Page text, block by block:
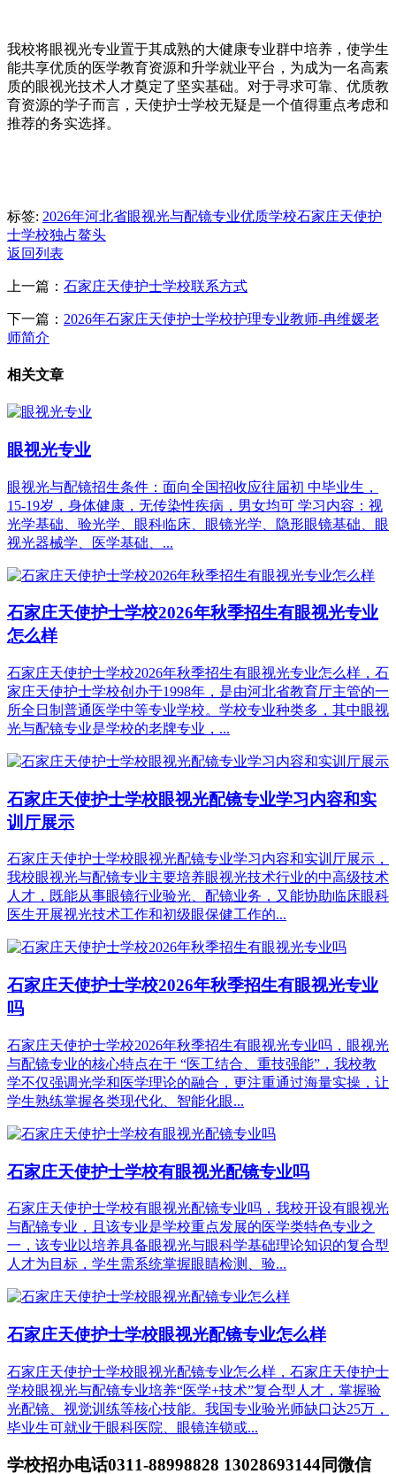
我校将眼视光专业置于其成熟的大健康专业群中培养，使学生
能共享优质的医学教育资源和升学就业平台，为成为一名高素
质的眼视光技术人才奠定了坚实基础。对于寻求可靠、优质教
育资源的学子而言，天使护士学校无疑是一个值得重点考虑和
推荐的务实选择。
标签: 2026年河北省眼视光与配镜专业优质学校石家庄天使护
士学校独占鳌头
返回列表
上一篇： 石家庄天使护士学校联系方式
下一篇： 2026年石家庄天使护士学校护理专业教师-冉维媛老
师简介
相关文章
眼视光专业
眼视光与配镜招生条件：面向全国招收应往届初 中毕业生，
15-19岁，身体健康，无传染性疾病，男女均可 学习内容：视
光学基础、验光学、眼科临床、眼镜光学、隐形眼镜基础、眼
视光器械学、医学基础、...
石家庄天使护士学校2026年秋季招生有眼视光专业
怎么样
石家庄天使护士学校2026年秋季招生有眼视光专业怎么样，石
家庄天使护士学校创办于1998年，是由河北省教育厅主管的一
所全日制普通医学中等专业学校。学校专业种类多，其中眼视
光与配镜专业是学校的老牌专业，...
石家庄天使护士学校眼视光配镜专业学习内容和实
训厅展示
石家庄天使护士学校眼视光配镜专业学习内容和实训厅展示，
我校眼视光与配镜专业主要培养眼视光技术行业的中高级技术
人才，既能从事眼镜行业验光、配镜业务，又能协助临床眼科
医生开展视光技术工作和初级眼保健工作的...
石家庄天使护士学校2026年秋季招生有眼视光专业
吗
石家庄天使护士学校2026年秋季招生有眼视光专业吗，眼视光
与配镜专业的核心特点在于 “医工结合、重技强能”，我校教
学不仅强调光学和医学理论的融合，更注重通过海量实操，让
学生熟练掌握各类现代化、智能化眼...
石家庄天使护士学校有眼视光配镜专业吗
石家庄天使护士学校有眼视光配镜专业吗，我校开设有眼视光
与配镜专业‌，且该专业是学校重点发展的医学类特色专业之
一，该专业以培养具备眼视光与眼科学基础理论知识的复合型
人才为目标，学生需系统掌握眼睛检测、验...
石家庄天使护士学校眼视光配镜专业怎么样
石家庄天使护士学校眼视光配镜专业怎么样，石家庄天使护士
学校眼视光与配镜专业培养“医学+技术”复合型人才，掌握验
光配镜、视觉训练等核心技能。我国专业验光师缺口达25万，
毕业生可就业于眼科医院、眼镜连锁或...
学校招办电话0311-88998828 13028693144同微信